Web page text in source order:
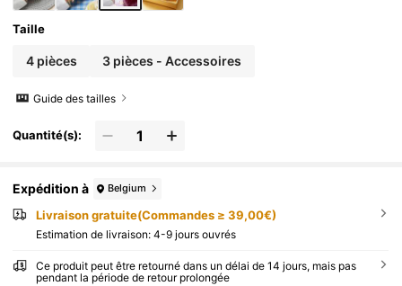
es éléments en forme de cœur et de symbole infini.
Taille
4 pièces 3 pièces - Accessoires
Guide des tailles
Quantité(s):
Expédition à Belgium
Livraison gratuite(Commandes ≥ 39,00€)
Estimation de livraison: 4-9 jours ouvrés
Ce produit peut être retourné dans un délai de 14 jours, mais pas
pendant la période de retour prolongée